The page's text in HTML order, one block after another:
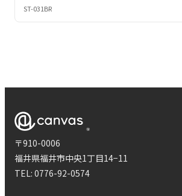
ST-031BR
〒910-0006
福井県福井市中央1丁目14−11
TEL: 0776-92-0574